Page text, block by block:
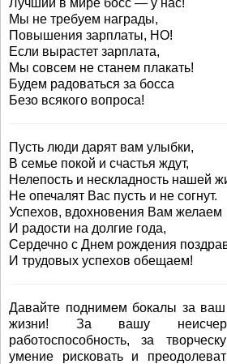
Лучший в мире босс — у нас!
Мы не требуем награды,
Повышения зарплаты, НО!
Если вырастет зарплата,
Мы совсем не станем плакать!
Будем радоваться за босса
Безо всякого вопроса!
Пусть люди дарят вам улыбки,
В семье покой и счастья ждут,
Нелепость и нескладность нашей
Не опечалят Вас пусть и не согнут.
Успехов, вдохновения Вам желаем
И радости на долгие года,
Сердечно с Днем рождения
И трудовых успехов обещаем!
Давайте поднимем бокалы за ваш
жизни! За вашу
работоспособность, за
умение рисковать и